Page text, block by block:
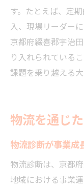
す。たとえば、定
入、現場リーダー
京都府綴喜郡宇治
り入れられている
課題を乗り越える
物流を通じ
物流診断が事業成
物流診断は、京都
地域における事業